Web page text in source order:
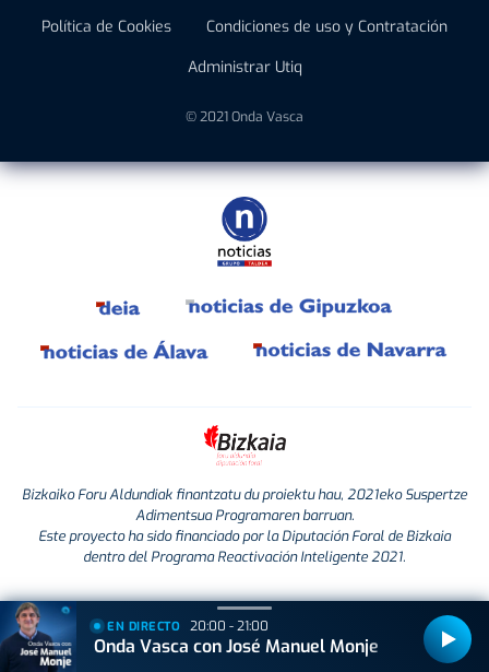
Política de Cookies
Condiciones de uso y Contratación
Administrar Utiq
© 2021 Onda Vasca
Bizkaiko Foru Aldundiak finantzatu du proiektu hau, 2021eko Suspertze
Adimentsua Programaren barruan.
Este proyecto ha sido financiado por la Diputación Foral de Bizkaia
dentro del Programa Reactivación Inteligente 2021.
EN DIRECTO 20:00 - 21:00
Onda Vasca con José Manuel Monje